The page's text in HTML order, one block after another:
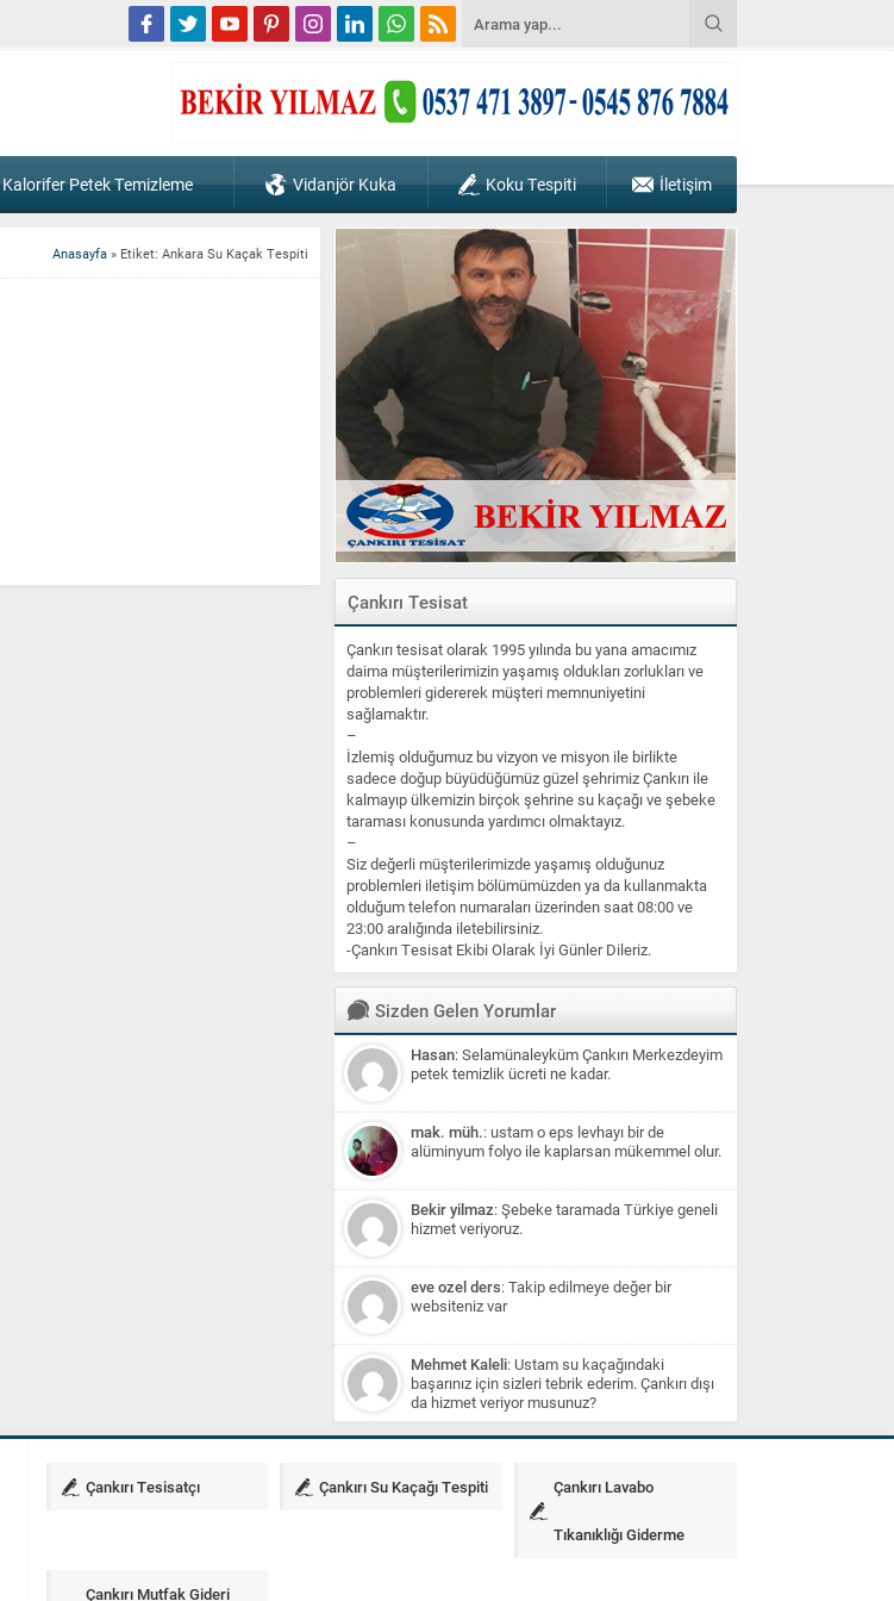
Kalorifer Petek Temizleme Vidanjör Kuka Koku Tespiti İletişim
Anasayfa » Etiket: Ankara Su Kaçak Tespiti
Çankırı Tesisat
Çankırı tesisat olarak 1995 yılında bu yana amacımız
daima müşterilerimizin yaşamış oldukları zorlukları ve
problemleri gidererek müşteri memnuniyetini
sağlamaktır.
–
İzlemiş olduğumuz bu vizyon ve misyon ile birlikte
sadece doğup büyüdüğümüz güzel şehrimiz Çankırı ile
kalmayıp ülkemizin birçok şehrine su kaçağı ve şebeke
taraması konusunda yardımcı olmaktayız.
–
Siz değerli müşterilerimizde yaşamış olduğunuz
problemleri iletişim bölümümüzden ya da kullanmakta
olduğum telefon numaraları üzerinden saat 08:00 ve
23:00 aralığında iletebilirsiniz.
-Çankırı Tesisat Ekibi Olarak İyi Günler Dileriz.
Sizden Gelen Yorumlar
Hasan: Selamünaleyküm Çankırı Merkezdeyim
petek temizlik ücreti ne kadar.
mak. müh.: ustam o eps levhayı bir de
alüminyum folyo ile kaplarsan mükemmel olur.
Bekir yilmaz: Şebeke taramada Türkiye geneli
hizmet veriyoruz.
eve ozel ders: Takip edilmeye değer bir
websiteniz var
Mehmet Kaleli: Ustam su kaçağındaki
başarınız için sizleri tebrik ederim. Çankırı dışı
da hizmet veriyor musunuz?
Çankırı Tesisatçı Çankırı Su Kaçağı Tespiti Çankırı Lavabo
Tıkanıklığı Giderme
Çankırı Mutfak Gideri